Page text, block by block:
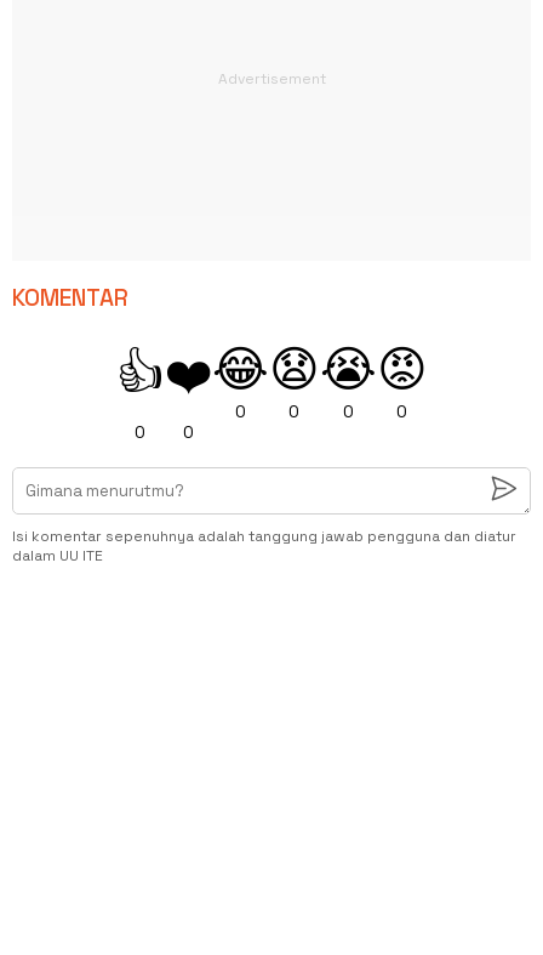
KOMENTAR
👍
0
❤️
0
😂
0
😧
0
😭
0
😡
0
Isi komentar sepenuhnya adalah tanggung jawab pengguna dan diatur
dalam UU ITE